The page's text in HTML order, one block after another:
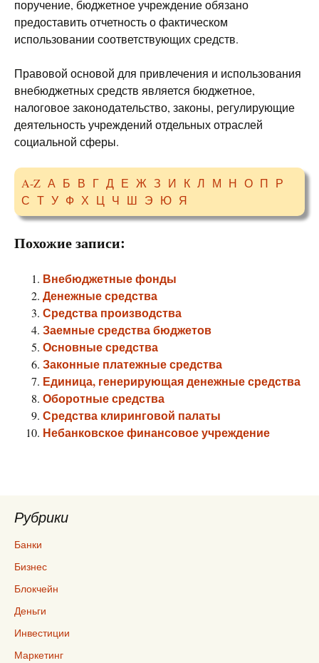
поручение, бюджетное учреждение обязано
предоставить отчетность о фактическом
использовании соответствующих средств.
Правовой основой для привлечения и использования
внебюджетных средств является бюджетное,
налоговое законодательство, законы, регулирующие
деятельность учреждений отдельных отраслей
социальной сферы.
A-Z А Б В Г Д Е Ж З И К Л М Н О П Р
С Т У Ф Х Ц Ч Ш Э Ю Я
Похожие записи:
Внебюджетные фонды
Денежные средства
Средства производства
Заемные средства бюджетов
Основные средства
Законные платежные средства
Единица, генерирующая денежные средства
Оборотные средства
Средства клиринговой палаты
Небанковское финансовое учреждение
Рубрики
Банки
Бизнес
Блокчейн
Деньги
Инвестиции
Маркетинг